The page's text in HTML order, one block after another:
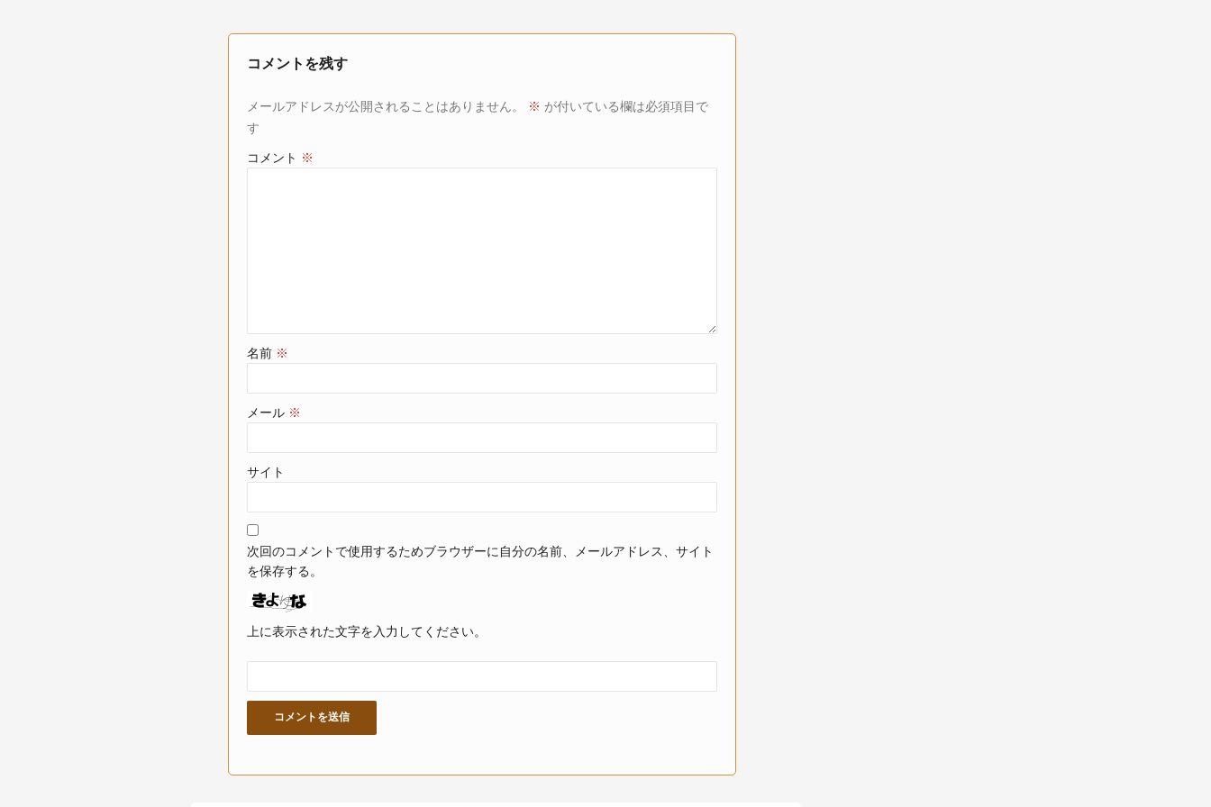
コメントを残す
メールアドレスが公開されることはありません。 ※ が付いている欄は必須項目で
す
コメント ※
名前 ※
メール ※
サイト
次回のコメントで使用するためブラウザーに自分の名前、メールアドレス、サイト
を保存する。
上に表示された文字を入力してください。